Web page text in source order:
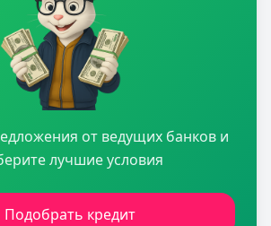
от ведущих банков и
лучшие условия
Подобрать кредит